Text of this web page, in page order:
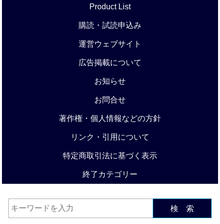
Product List
購読・試読申込み
運営ウェブサイト
広告掲載について
お知らせ
お問合せ
著作権・個人情報などの方針
リンク・引用について
特定商取引法に基づく表示
終了カテゴリー
検 索